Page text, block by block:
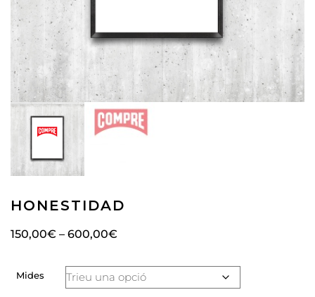
HONESTIDAD
150,00€ – 600,00€
Mides